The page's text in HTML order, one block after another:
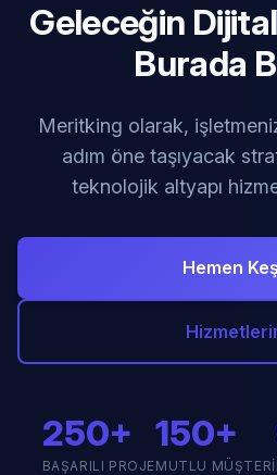
Geleceğin Dijital
Burada
Meritking olarak,
adım öne taşıyacak
teknolojik altyapı
Hemen
250+
BAŞARILI PROJE
150+
MUTLU MÜŞTERI